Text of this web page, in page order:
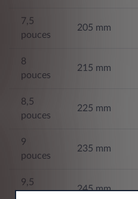
7,5
pouces
205 mm
8
pouces
215 mm
8,5
pouces
225 mm
9
pouces
235 mm
9,5
245 mm